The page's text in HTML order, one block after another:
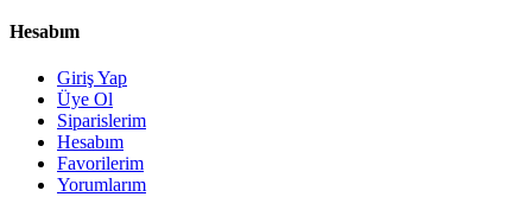
Hesabım
Giriş Yap
Üye Ol
Siparislerim
Hesabım
Favorilerim
Yorumlarım